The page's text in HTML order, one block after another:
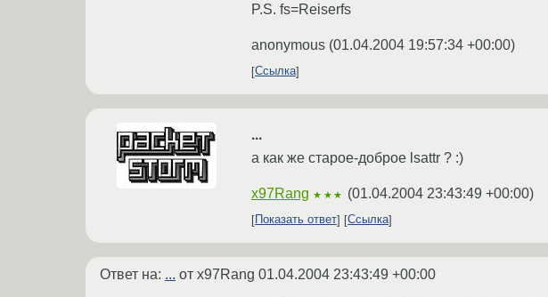
P.S. fs=Reiserfs
anonymous (01.04.2004 19:57:34 +00:00)
Ссылка
...
а как же старое-доброе lsattr ? :)
x97Rang ★★★ (01.04.2004 23:43:49 +00:00)
Показать ответ Ссылка
Ответ на: ... от x97Rang 01.04.2004 23:43:49 +00:00